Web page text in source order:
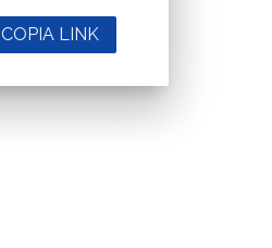
COPIA LINK